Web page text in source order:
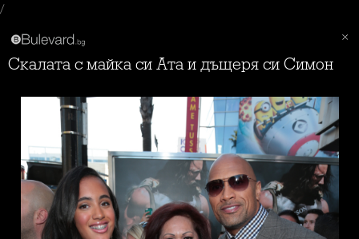
/
Скалата с майка си Ата и дъщеря си Симон